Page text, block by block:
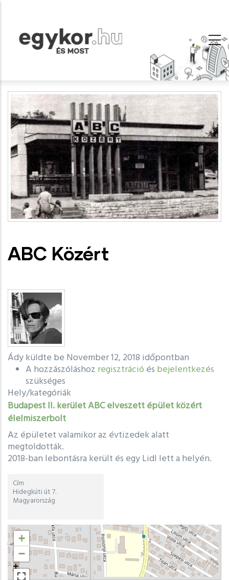
tartalomra
ABC Közért
Ádyküldte be November 12, 2018 időpontban
A hozzászóláshoz regisztráció és bejelentkezés
szükséges
Hely/kategóriák
Budapest II. kerületABCelveszett épületközért
élelmiszerbolt
Az épületet valamikor az évtizedek alatt
megtoldották.
2018-ban lebontásra került és egy Lidl lett a helyén.
Cím
Hidegkúti út 7.
Magyarország
Hosszúsági
és
széleségi
fokok
+
−